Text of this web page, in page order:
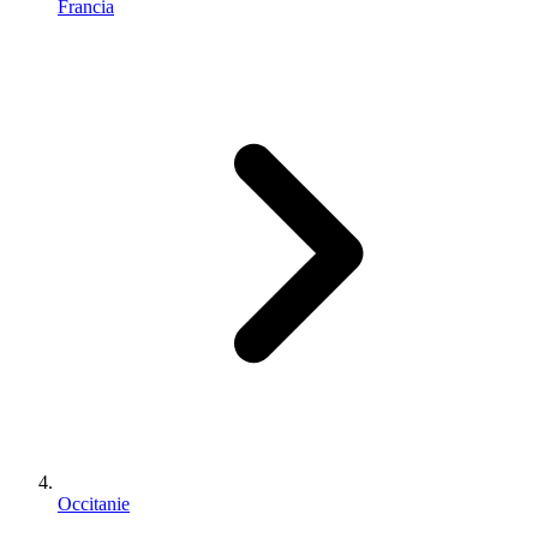
Francia
Occitanie